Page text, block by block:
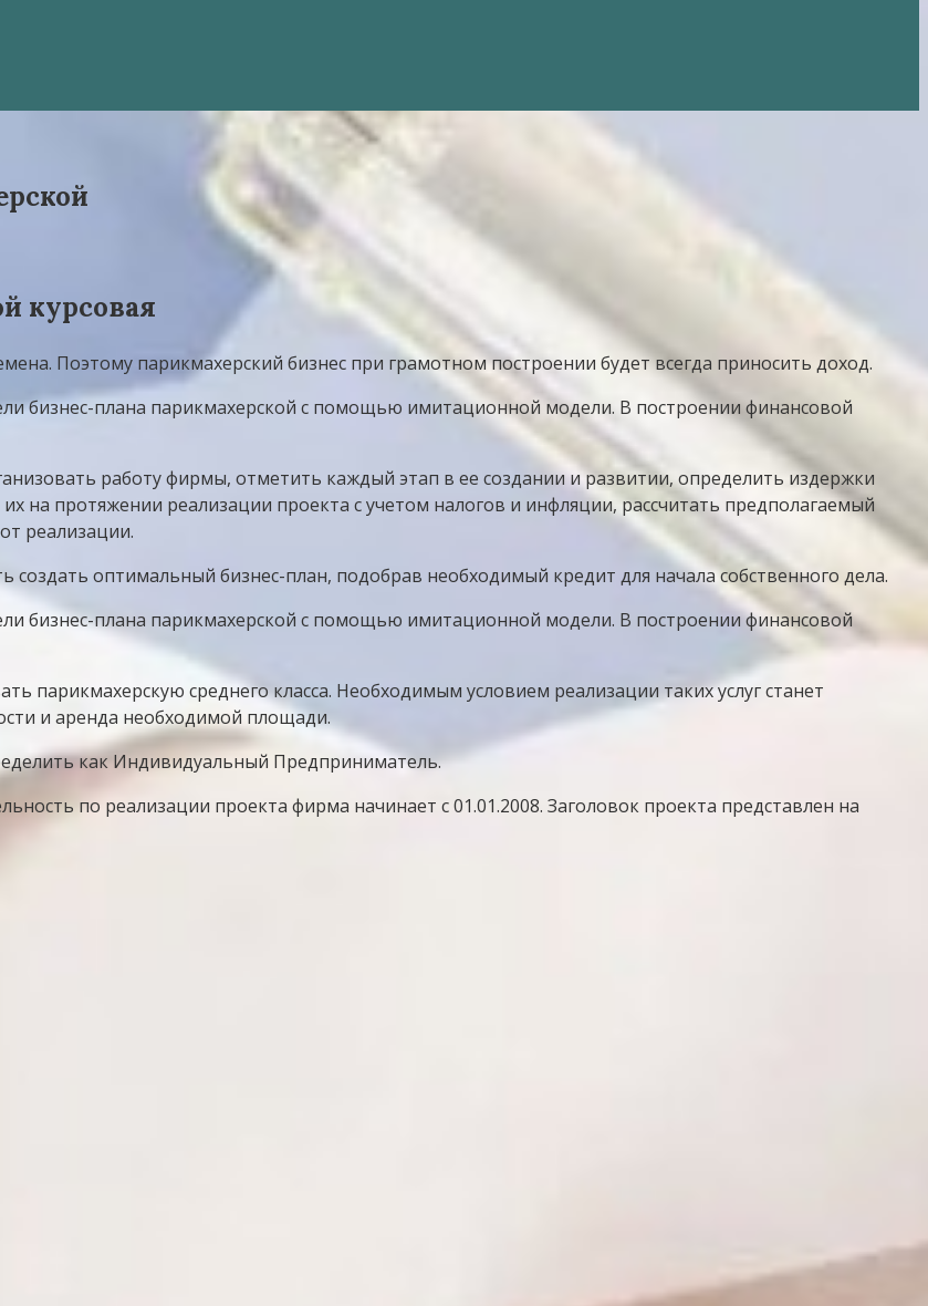
курсовая
Поэтому парикмахерский бизнес при грамотном построении будет всегда приносить доход.
бизнес-плана парикмахерской с помощью имитационной модели. В построении финансовой
работу фирмы, отметить каждый этап в ее создании и развитии, определить издержки
на протяжении реализации проекта с учетом налогов и инфляции, рассчитать предполагаемый
реализации.
оптимальный бизнес-план, подобрав необходимый кредит для начала собственного дела.
бизнес-плана парикмахерской с помощью имитационной модели. В построении финансовой
парикмахерскую среднего класса. Необходимым условием реализации таких услуг станет
и аренда необходимой площади.
как Индивидуальный Предприниматель.
по реализации проекта фирма начинает с 01.01.2008. Заголовок проекта представлен на